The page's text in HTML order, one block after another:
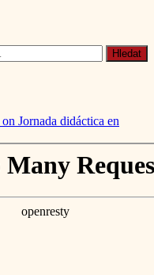
on Jornada didáctica en